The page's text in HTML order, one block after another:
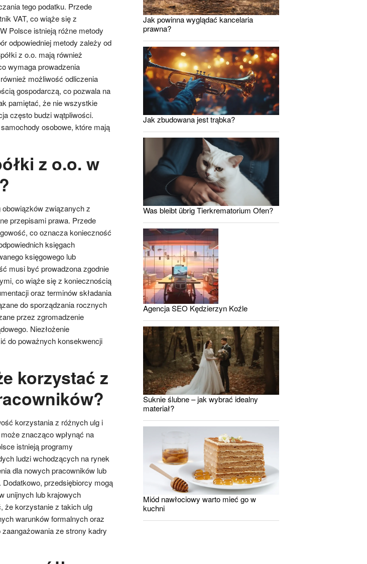
tego podatku. Przede
VAT, co wiąże się z
Polsce istnieją różne metody
odpowiedniej metody zależy od
z o.o. mają również
wymaga prowadzenia
możliwość odliczenia
gospodarczą, co pozwala na
pamiętać, że nie wszystkie
często budzi wątpliwości.
osobowe, które mają
z o.o. w
związanych z
przepisami prawa. Przede
co oznacza konieczność
księgach
księgowego lub
musi być prowadzona zgodnie
co wiąże się z koniecznością
oraz terminów składania
do sporządzania rocznych
przez zgromadzenie
Niezłożenie
do poważnych konsekwencji
korzystać z
korzystania z różnych ulg i
znacząco wpłynąć na
istnieją programy
ludzi wchodzących na rynek
dla nowych pracowników lub
Dodatkowo, przedsiębiorcy mogą
unijnych lub krajowych
że korzystanie z takich ulg
warunków formalnych oraz
ze strony kadry
Jak powinna wyglądać kancelaria
prawna?
Jak zbudowana jest trąbka?
Was bleibt übrig Tierkrematorium Ofen?
Agencja SEO Kędzierzyn Koźle
Suknie ślubne – jak wybrać idealny
materiał?
Miód nawłociowy warto mieć go w
kuchni